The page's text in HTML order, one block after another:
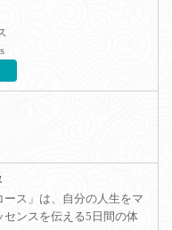
ス」は、自分の人生をマ
ンスを伝える5日間の体